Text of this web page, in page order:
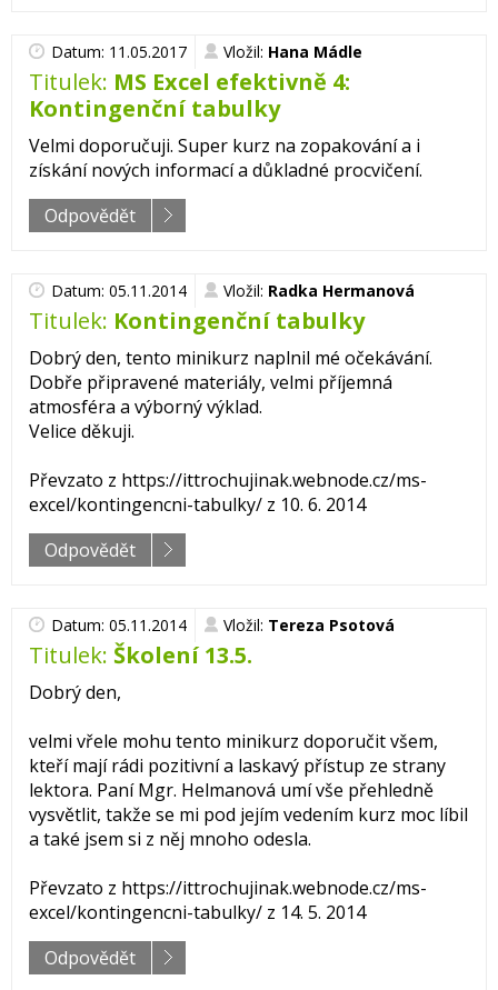
Datum: 11.05.2017 Vložil: Hana Mádle
Titulek: MS Excel efektivně 4:
Kontingenční tabulky
Velmi doporučuji. Super kurz na zopakování a i
získání nových informací a důkladné procvičení.
Odpovědět
Datum: 05.11.2014 Vložil: Radka Hermanová
Titulek: Kontingenční tabulky
Dobrý den, tento minikurz naplnil mé očekávání.
Dobře připravené materiály, velmi příjemná
atmosféra a výborný výklad.
Velice děkuji.
Převzato z https://ittrochujinak.webnode.cz/ms-
excel/kontingencni-tabulky/ z 10. 6. 2014
Odpovědět
Datum: 05.11.2014 Vložil: Tereza Psotová
Titulek: Školení 13.5.
Dobrý den,
velmi vřele mohu tento minikurz doporučit všem,
kteří mají rádi pozitivní a laskavý přístup ze strany
lektora. Paní Mgr. Helmanová umí vše přehledně
vysvětlit, takže se mi pod jejím vedením kurz moc líbil
a také jsem si z něj mnoho odesla.
Převzato z https://ittrochujinak.webnode.cz/ms-
excel/kontingencni-tabulky/ z 14. 5. 2014
Odpovědět